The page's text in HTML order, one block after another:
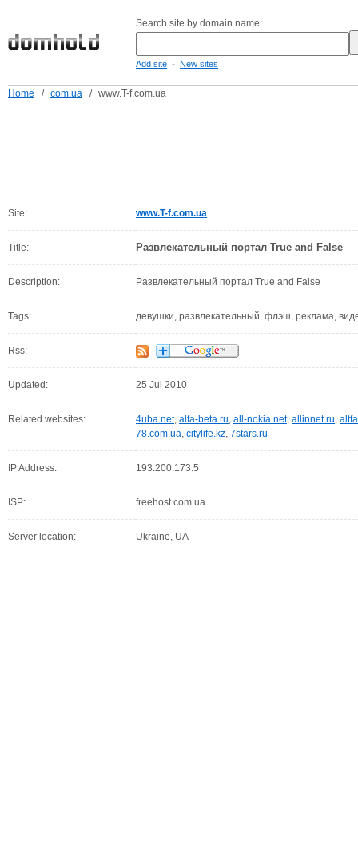
Search site by domain name:
Add site - New sites
Home / com.ua / www.T-f.com.ua
Site: www.T-f.com.ua
Title: Развлекательный портал True and False
Description: Развлекательный портал True and False
Tags: девушки, развлекательный, флэш, реклама,
Rss:
Updated: 25 Jul 2010
Related websites: 4uba.net, alfa-beta.ru, all-nokia.net, allinnet.ru,
78.com.ua, citylife.kz, 7stars.ru
IP Address: 193.200.173.5
ISP: freehost.com.ua
Server location: Ukraine, UA